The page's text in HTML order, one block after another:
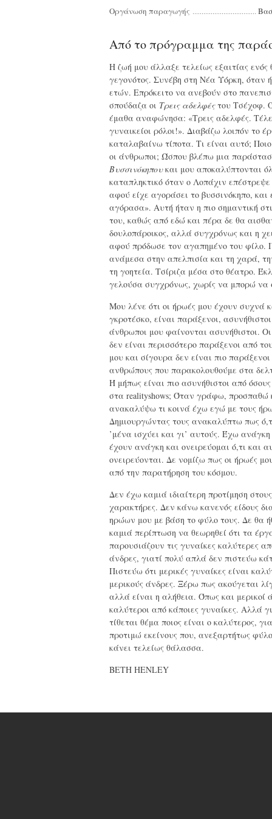
Οργάνωση παραγωγής
Από το πρόγραμμα της
Η ζωή μου άλλαξε τελείως εξαιτίας ενός
γεγονότος. Συνέβη στη Νέα Υόρκη, όταν
ετών. Επρόκειτο να ανεβούν στο
σπούδαζα οι Τρεις αδελφέςτου Τσέχοφ.
έμαθα αναφώνησα: «Τρεις αδελφές.
γυναικείοι ρόλοι!». Διαβάζω λοιπόν το
καταλαβαίνω τίποτα. Τι είναι αυτό;
οι άνθρωποι; Ώσπου βλέπω μια
Βυσσινόκηπουκαι μου αποκαλύπτονται
καταπληκτικό όταν ο Λοπάχιν επέστρεψε
αφού είχε αγοράσει το βυσσινόκηπο, και
αγόρασα». Αυτή ήταν η πιο σημαντική
του, καθώς από εδώ και πέρα δε θα
δουλοπάροικος, αλλά συγχρόνως και η
αφού πρόδωσε τον αγαπημένο του φίλο.
ανάμεσα στην απελπισία και τη χαρά,
τη γοητεία. Τσίριζα μέσα στο θέατρο.
γελούσα συγχρόνως, χωρίς να μπορώ
Μου λένε ότι οι ήρωές μου έχουν συχνά
γκροτέσκο, είναι παράξενοι,
άνθρωποι μου φαίνονται ασυνήθιστοι.
δεν είναι περισσότερο παράξενοι από
μου και σίγουρα δεν είναι πιο
ανθρώπους που παρακολουθούμε στα
Ή μήπως είναι πιο ασυνήθιστοι από
στα realityshows; Όταν γράφω, προσπαθώ
ανακαλύψω τι κοινά έχω εγώ με τους
Δημιουργώντας τους ανακαλύπτω πως
’μένα ισχύει και γι’ αυτούς. Έχω ανάγκη
έχουν ανάγκη και ονειρεύομαι ό,τι και
ονειρεύονται. Δε νομίζω πως οι ήρωές
από την παρατήρηση του κόσμου.
Δεν έχω καμιά ιδιαίτερη προτίμηση
χαρακτήρες. Δεν κάνω κανενός είδους
ηρώων μου με βάση το φύλο τους. Δε θα
καμιά περίπτωση να θεωρηθεί ότι τα
παρουσιάζουν τις γυναίκες καλύτερες
άνδρες, γιατί πολύ απλά δεν πιστεύω
Πιστεύω ότι μερικές γυναίκες είναι
μερικούς άνδρες. Ξέρω πως ακούγεται
αλλά είναι η αλήθεια. Όπως και μερικοί
καλύτεροι από κάποιες γυναίκες. Αλλά
τίθεται θέμα ποιος είναι ο καλύτερος,
προτιμώ εκείνους που, ανεξαρτήτως
κάνει τελείως θάλασσα.
BETH HENLEY